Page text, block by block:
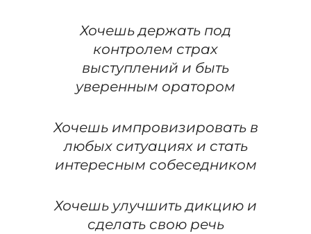
Хочешь держать под
контролем страх
выступлений и быть
уверенным оратором
Хочешь импровизировать в
любых ситуациях и стать
интересным собеседником
Хочешь улучшить дикцию и
сделать свою речь